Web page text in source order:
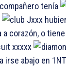
tenía
Jxxx
a corazón, o
xxxxx
irse abajo en